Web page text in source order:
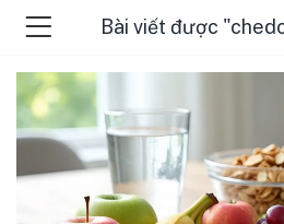
Bài viết được